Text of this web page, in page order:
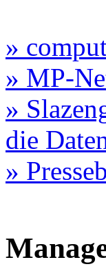
»
» MP-
»
die
»